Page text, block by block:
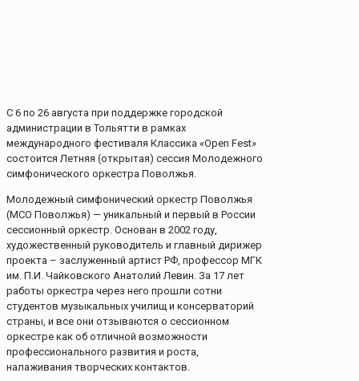
С 6 по 26 августа при поддержке городской
администрации в Тольятти в рамках
международного фестиваля Классика «Open Fest»
состоится Летняя (открытая) сессия Молодежного
симфонического оркестра Поволжья.
Молодежный симфонический оркестр Поволжья
(МСО Поволжья) — уникальный и первый в России
сессионный оркестр. Основан в 2002 году,
художественный руководитель и главный дирижер
проекта – заслуженный артист РФ, профессор МГК
им. П.И. Чайковского Анатолий Левин. За 17 лет
работы оркестра через него прошли сотни
студентов музыкальных училищ и консерваторий
страны, и все они отзываются о сессионном
оркестре как об отличной возможности
профессионального развития и роста,
налаживания творческих контактов.